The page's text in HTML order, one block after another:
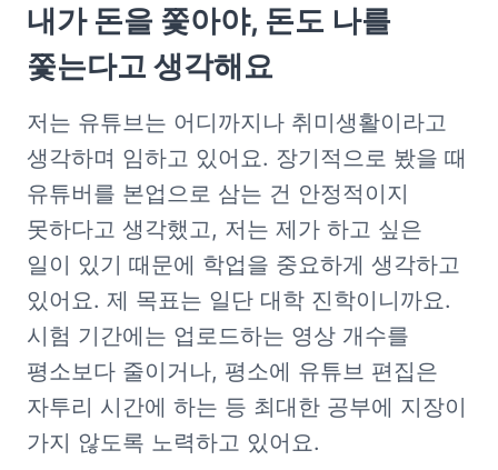
내가 돈을 쫓아야, 돈도 나를
쫓는다고 생각해요
저는 유튜브는 어디까지나 취미생활이라고
생각하며 임하고 있어요. 장기적으로 봤을 때
유튜버를 본업으로 삼는 건 안정적이지
못하다고 생각했고, 저는 제가 하고 싶은
일이 있기 때문에 학업을 중요하게 생각하고
있어요. 제 목표는 일단 대학 진학이니까요.
시험 기간에는 업로드하는 영상 개수를
평소보다 줄이거나, 평소에 유튜브 편집은
자투리 시간에 하는 등 최대한 공부에 지장이
가지 않도록 노력하고 있어요.